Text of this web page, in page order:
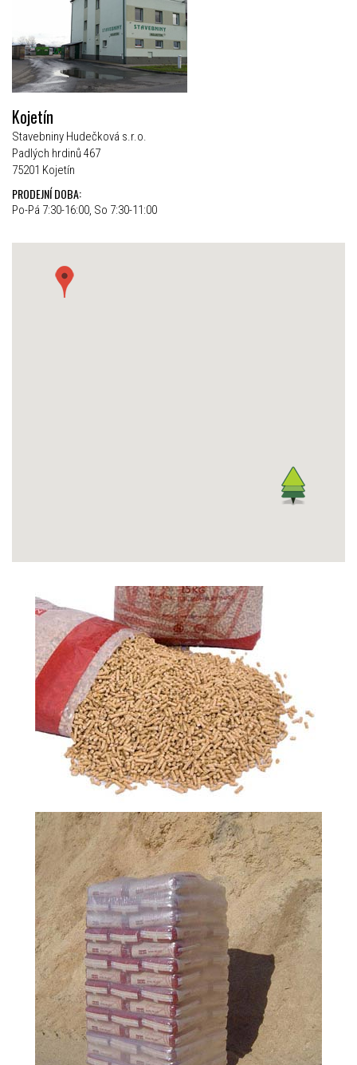
Kojetín
Stavebniny Hudečková s.r.o.
Padlých hrdinů 467
75201 Kojetín
PRODEJNÍ DOBA:
Po-Pá 7:30-16:00, So 7:30-11:00